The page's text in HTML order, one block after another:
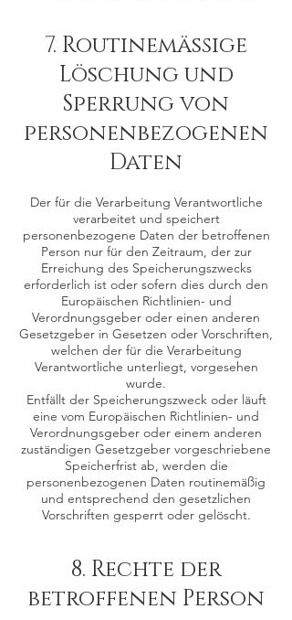
7. Routinemäßige
Löschung und
Sperrung von
personenbezogenen
Daten
Der für die Verarbeitung Verantwortliche
verarbeitet und speichert
personenbezogene Daten der betroffenen
Person nur für den Zeitraum, der zur
Erreichung des Speicherungszwecks
erforderlich ist oder sofern dies durch den
Europäischen Richtlinien- und
Verordnungsgeber oder einen anderen
Gesetzgeber in Gesetzen oder Vorschriften,
welchen der für die Verarbeitung
Verantwortliche unterliegt, vorgesehen
wurde.
Entfällt der Speicherungszweck oder läuft
eine vom Europäischen Richtlinien- und
Verordnungsgeber oder einem anderen
zuständigen Gesetzgeber vorgeschriebene
Speicherfrist ab, werden die
personenbezogenen Daten routinemäßig
und entsprechend den gesetzlichen
Vorschriften gesperrt oder gelöscht.
8. Rechte der
betroffenen Person